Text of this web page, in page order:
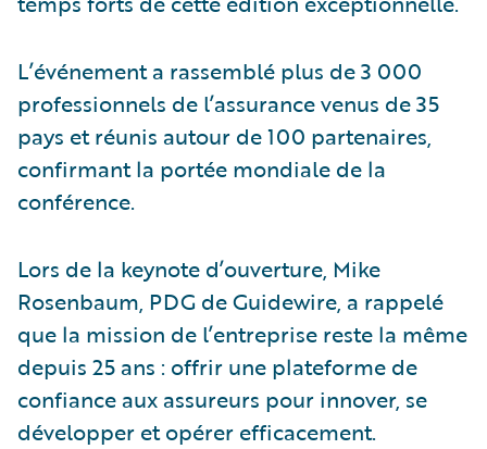
L’événement a rassemblé plus de 3 000
professionnels de l’assurance venus de 35
pays et réunis autour de 100 partenaires,
confirmant la portée mondiale de la
conférence.
Lors de la keynote d’ouverture, Mike
Rosenbaum, PDG de Guidewire, a rappelé
que la mission de l’entreprise reste la même
depuis 25 ans : offrir une plateforme de
confiance aux assureurs pour innover, se
développer et opérer efficacement.